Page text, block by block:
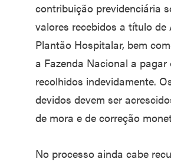
contribuição previdenciária
valores recebidos a título de
Plantão Hospitalar, bem
a Fazenda Nacional a pagar
recolhidos indevidamente.
devidos devem ser
de mora e de correção
No processo ainda cabe